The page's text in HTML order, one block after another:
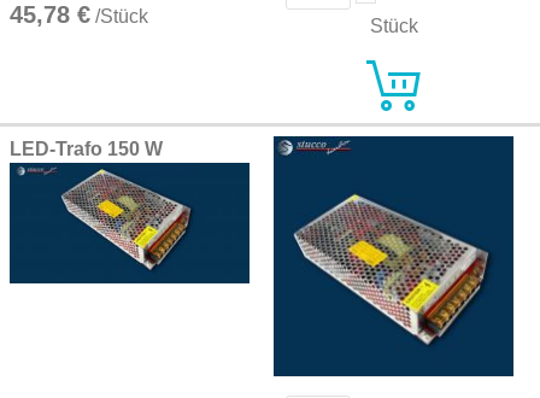
45,78 € /Stück Stück
LED-Trafo 150 W